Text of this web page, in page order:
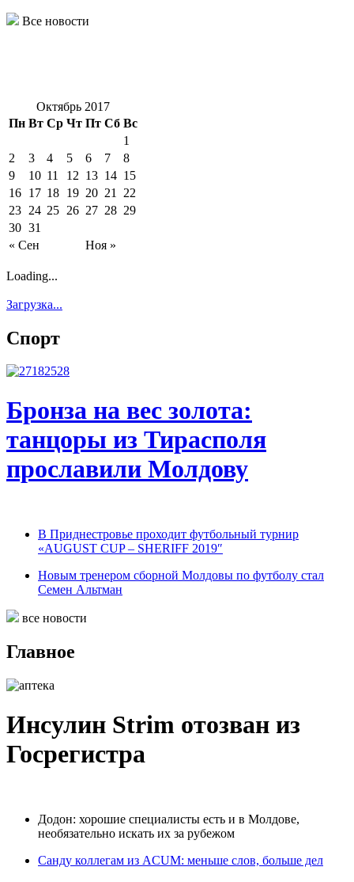
Все новости
Октябрь 2017
Пн Вт Ср Чт Пт Сб Вс
« Сен Ноя »
1
2
3 4 5 6 7
8
9
10 11 12 13 14 15
16 17 18 19 20 21
22
23 24 25 26 27 28 29
30 31
Loading...
Загрузка...
Спорт
Бронза на вес золота:
танцоры из Тирасполя
прославили Молдову
В Приднестровье проходит футбольный турнир
«AUGUST CUP – SHERIFF 2019″
Новым тренером сборной Молдовы по футболу стал
Семен Альтман
все новости
Главное
Инсулин Strim отозван из
Госрегистра
Додон: хорошие специалисты есть и в Молдове,
необязательно искать их за рубежом
Санду коллегам из ACUM: меньше слов, больше дел